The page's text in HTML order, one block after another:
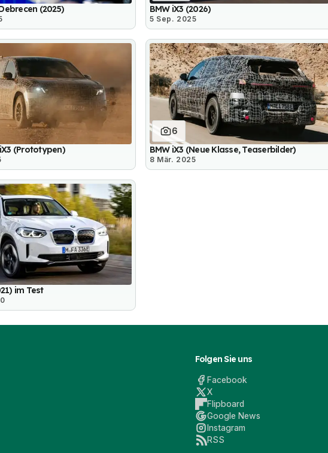
(2025) BMW iX3 (2026)
5 Sep. 2025
(Prototypen)
6
BMW iX3 (Neue Klasse, Teaserbilder)
8 Mär. 2025
im Test
Folgen Sie uns
Facebook
X
Flipboard
Google News
Instagram
RSS